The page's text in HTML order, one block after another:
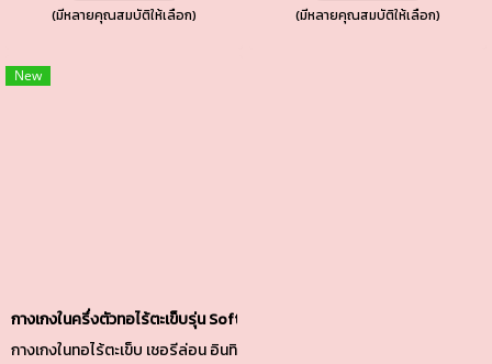
ดี
(มีหลายคุณสมบัติให้เลือก)
ดี
(มีหลายคุณสมบัติให้เลือก)
New
กางเกงในครึ่งตัวทอไร้ตะเข็บรุ่น Soft & Stretch สีดำ รหัส TSUD05-BL
กางเกงในทอไร้ตะเข็บ เชอรีล่อน อินทิ